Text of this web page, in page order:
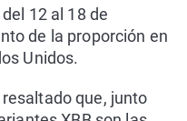
12 al 18 de
de la proporción en
Unidos.
que, junto